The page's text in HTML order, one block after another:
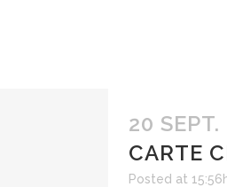
20 SEPT.
CARTE
Posted at